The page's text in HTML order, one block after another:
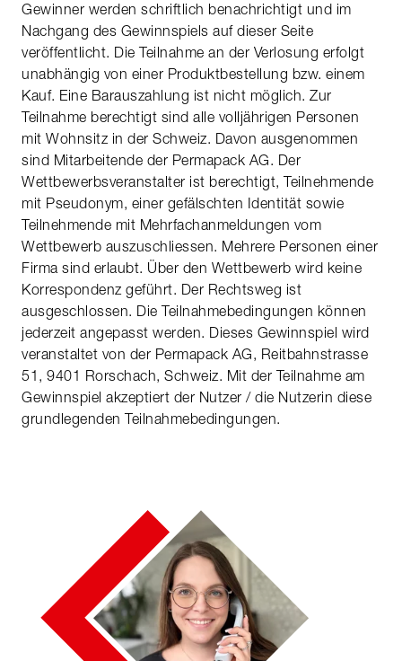
Gewinner werden schriftlich benachrichtigt und im
Nachgang des Gewinnspiels auf dieser Seite
veröffentlicht. Die Teilnahme an der Verlosung erfolgt
unabhängig von einer Produktbestellung bzw. einem
Kauf. Eine Barauszahlung ist nicht möglich. Zur
Teilnahme berechtigt sind alle volljährigen Personen
mit Wohnsitz in der Schweiz. Davon ausgenommen
sind Mitarbeitende der Permapack AG. Der
Wettbewerbsveranstalter ist berechtigt, Teilnehmende
mit Pseudonym, einer gefälschten Identität sowie
Teilnehmende mit Mehrfachanmeldungen vom
Wettbewerb auszuschliessen. Mehrere Personen einer
Firma sind erlaubt. Über den Wettbewerb wird keine
Korrespondenz geführt. Der Rechtsweg ist
ausgeschlossen. Die Teilnahmebedingungen können
jederzeit angepasst werden. Dieses Gewinnspiel wird
veranstaltet von der Permapack AG, Reitbahnstrasse
51, 9401 Rorschach, Schweiz. Mit der Teilnahme am
Gewinnspiel akzeptiert der Nutzer / die Nutzerin diese
grundlegenden Teilnahmebedingungen.